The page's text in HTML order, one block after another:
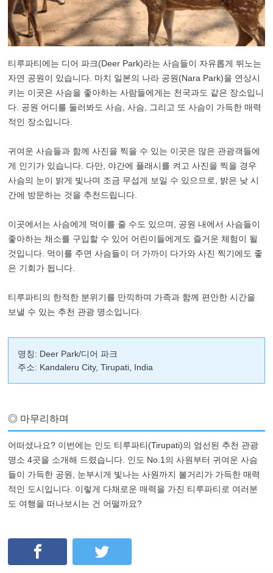
티루파티에는 디어 파크(Deer Park)라는 사슴들이 자유롭게 뛰노는
자연 공원이 있습니다. 마치 일본의 나라 공원(Nara Park)을 연상시
키는 이곳은 사슴을 좋아하는 사람들에게는 천국과도 같은 장소입니
다. 공원 어디를 둘러봐도 사슴, 사슴, 그리고 또 사슴이 가득한 매력
적인 장소입니다.
귀여운 사슴들과 함께 사진을 찍을 수 있는 이곳은 많은 관광객들에
게 인기가 있습니다. 다만, 야간에 플래시를 켜고 사진을 찍을 경우
사슴의 눈이 밝게 빛나며 조금 무섭게 보일 수 있으므로, 밝은 낮 시
간에 방문하는 것을 추천드립니다.
이곳에서는 사슴에게 먹이를 줄 수도 있으며, 공원 내에서 사슴들이
좋아하는 채소를 구입할 수 있어 어린이들에게도 즐거운 체험이 될
것입니다. 먹이를 주면 사슴들이 더 가까이 다가와 사진 찍기에도 좋
은 기회가 됩니다.
티루파티의 한적한 분위기를 만끽하며 가족과 함께 편안한 시간을
보낼 수 있는 추천 관광 명소입니다.
명칭: Deer Park/디어 파크
주소: Kandaleru City, Tirupati, India
◎ 마무리하며
어떠셨나요? 이번에는 인도 티루파티(Tirupati)의 엄선된 추천 관광
명소 4곳을 소개해 드렸습니다. 인도 No.1의 사원부터 귀여운 사슴
들이 가득한 공원, 눈부시게 빛나는 사원까지 볼거리가 가득한 매력
적인 도시입니다. 이렇게 다채로운 매력을 가진 티루파티로 여러분
도 여행을 떠나보시는 건 어떨까요?